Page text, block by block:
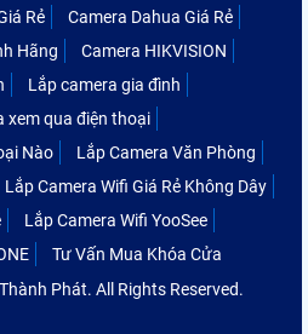
Rẻ
Camera Dahua Giá Rẻ
Hãng
Camera HIKVISION
Lắp camera gia đình
xem qua điện thoại
Nào
Lắp Camera Văn Phòng
Lắp Camera Wifi Giá Rẻ Không Dây
Lắp Camera Wifi YooSee
Tư Vấn Mua Khóa Cửa
Phát. All Rights Reserved.